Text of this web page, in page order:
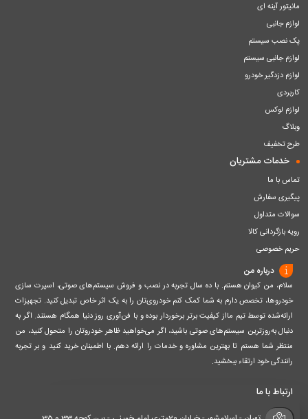
مانیتور آینه ای
لوازم جانبی
پک نصب سیستم
لوازم جانبی سیستم
لوازم دزدگیر خودرو
کاربردی
لوازم لوکس
وبلاگ
طرح تخفیف
خدمات مشتریان
تماس با ما
پیگیری سفارش
سوالات متداول
رویه بازگردانی کالا
حریم خصوصی
درباره من
سلام، من کیوان هستم. با ده سال تجربه در نصب و فروش سیستم‌های صوتی، اسپرت سازی
خودروها، تخصص دارم به شما کمک کنم خودروی‌تان را به یک اثر خاص تبدیل کنید. تجهیزات
ارائه‌شده توسط تیم مااز کیفیت برتر برخوردار بوده و با فن‌آوری روز دنیا همگام هستند. اگر به
دنبال به‌روزترین سیستم‌های صوتی باشید، اگر می‌خواهید ظاهر خودروتان را متحول کنید، من
منتظر شما هستم تا بهترین مشاوره و خدمات را ارائه دهم. با اطمینان خرید کنید و بر تجربه
رانندگی خود ارتقاء ببخشید.
ارتباط با ما